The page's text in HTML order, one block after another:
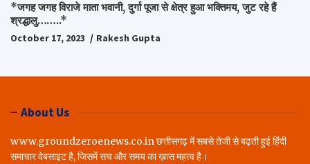
*जगह जगह विराजे माता भवानी, दुर्गा पूजा से क्षेत्र हुआ भक्तिमय, जुट रहे हैं
श्रद्धालु……..*
October 17, 2023 Rakesh Gupta
About Us
www.groundzeroenews.co.in छत्तीसगढ़ में सबसे तेजी से बढ़ती हुई हिंदी
समाचार वेबसाइट है, जिसमें सच और समय का ख़ास महत्व है।